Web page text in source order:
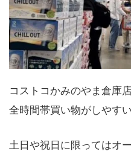
コストコかみのやま倉庫
全時間帯買い物がしやすい
土日や祝日に限ってはオ